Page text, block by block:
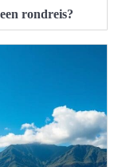
rondreis?